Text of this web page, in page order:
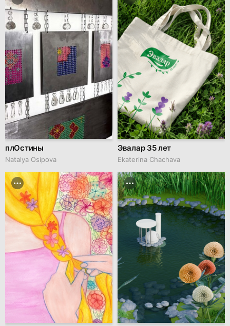
плОстины
Natalya Osipova
Эвалар 35 лет
Ekaterina Chachava